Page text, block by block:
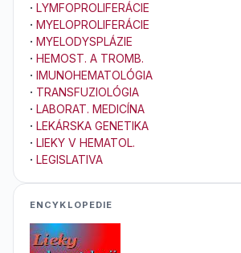
· LYMFOPROLIFERÁCIE
· MYELOPROLIFERÁCIE
· MYELODYSPLÁZIE
· HEMOST. A TROMB.
· IMUNOHEMATOLÓGIA
· TRANSFUZIOLÓGIA
· LABORAT. MEDICÍNA
· LEKÁRSKA GENETIKA
· LIEKY V HEMATOL.
· LEGISLATIVA
ENCYKLOPEDIE